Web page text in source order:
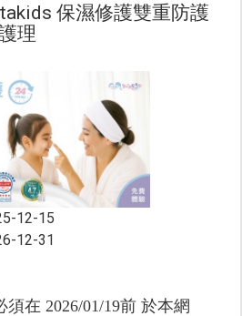
保濕修護雙重防護
理
12-15
12-31
在 2026/01/19前 於本網